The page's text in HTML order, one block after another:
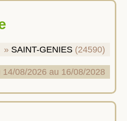
SAINT-GENIES (24590)
14/08/2026 au 16/08/2028